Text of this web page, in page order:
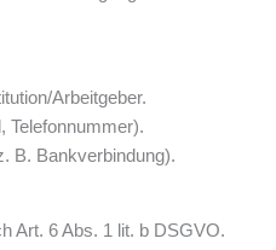
Arbeitgeber.
Telefonnummer).
B. Bankverbindung).
Art. 6 Abs. 1 lit. b DSGVO.